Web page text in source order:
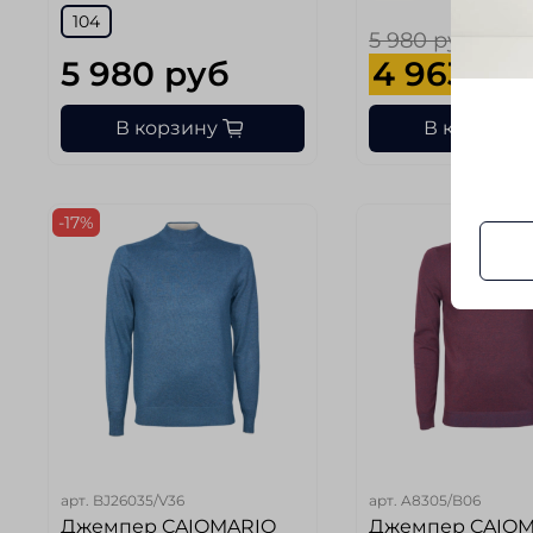
104
5 980 руб
В корзину
5 980 руб
4 963
В корзину
-17%
арт. BJ26035/V36
Джемпер CAIOMARIO
арт.A8305/B06
Джемпер